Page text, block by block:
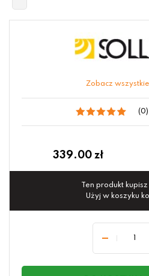
Zobacz
(0)
339.00 zł
Ten produkt
Użyj w koszyku